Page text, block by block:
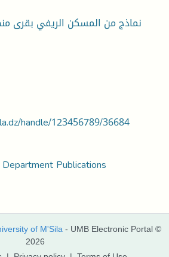
نماذج من المسكن الريفي بقرى
handle/123456789/36684
Publications
of M'Sila - UMB Electronic Portal ©
2026